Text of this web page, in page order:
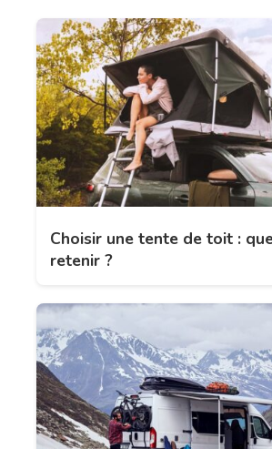
Choisir une tente de toit :
retenir ?